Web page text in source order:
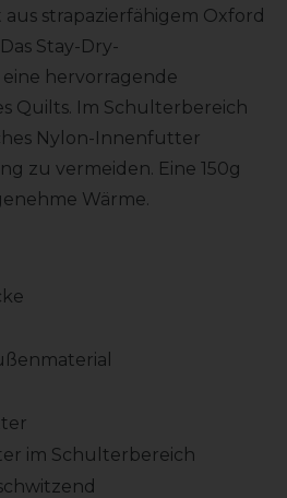
aus strapazierfähigem Oxford
Stay-Dry-
hervorragende
Quilts. Im Schulterbereich
Nylon-Innenfutter
zu vermeiden. Eine 150g
Wärme.
im Schulterbereich